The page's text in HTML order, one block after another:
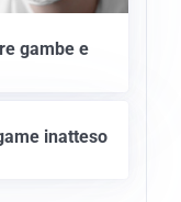
gambe e
inatteso